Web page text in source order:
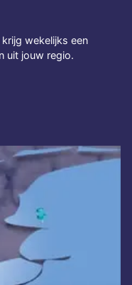
wekelijks een
uit jouw regio.